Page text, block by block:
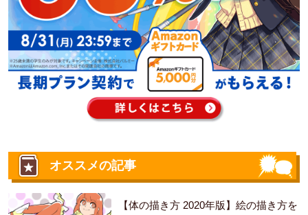
オススメの記事
【体の描き方 2020年版】絵の描き方を